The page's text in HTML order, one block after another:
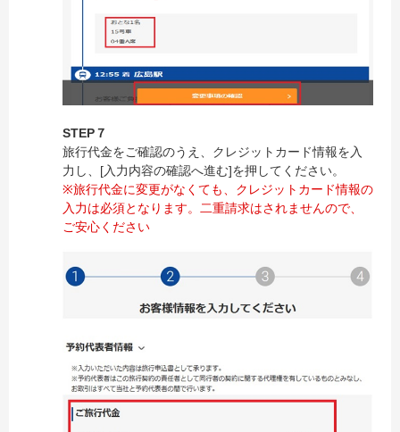
STEP７
旅行代金をご確認のうえ、クレジットカード情報を入
力し、[入力内容の確認へ進む]を押してください。
※旅行代金に変更がなくても、クレジットカード情報の
入力は必須となります。二重請求はされませんので、
ご安心ください